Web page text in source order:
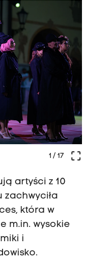
crop_free
1/ 17
artyści z 10
zachwyciła
która w
m.in. wysokie
i